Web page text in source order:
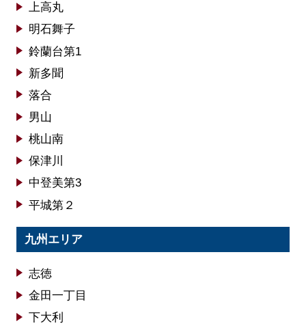
上高丸
明石舞子
鈴蘭台第1
新多聞
落合
男山
桃山南
保津川
中登美第3
平城第２
九州エリア
志徳
金田一丁目
下大利